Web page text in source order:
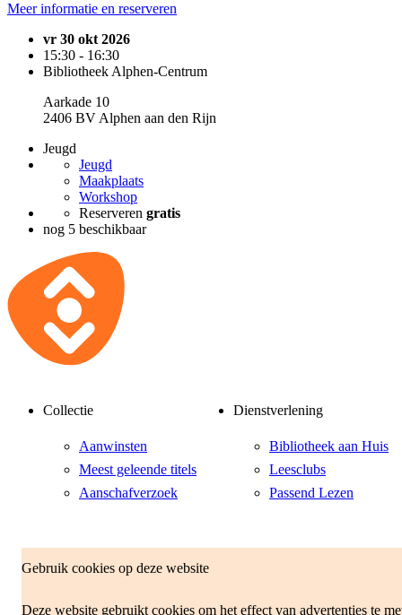
Gebruik cookies op deze website
Deze website gebruikt cookies om het effect van advertenties te
Meer informatie en reserveren
vr 30 okt 2026
15:30 - 16:30
Bibliotheek Alphen-Centrum
Aarkade 10
2406 BV Alphen aan den Rijn
Jeugd
Jeugd
Maakplaats
Workshop
Reserveren gratis
nog 5 beschikbaar
Collectie
Aanwinsten
Meest geleende titels
Aanschafverzoek
Dienstverlening
Bibliotheek aan Huis
Leesclubs
Passend Lezen